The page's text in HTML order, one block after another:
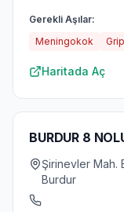
Gerekli Aşılar:
Meningokok
Grip
Haritada Aç
BURDUR 8
Şirinevler Mah.
Burdur